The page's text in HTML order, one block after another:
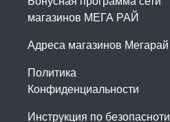
магазинов МЕГА РАЙ
Адреса магазинов Мегарай
Политика
Конфиденциальности
Инструкция по безопасноти